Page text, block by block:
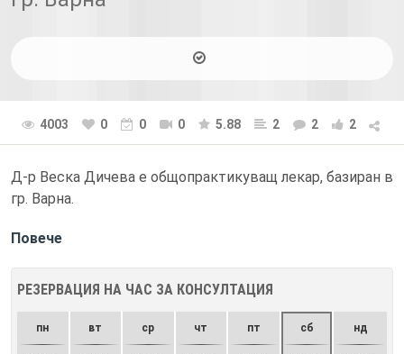
4003 0 0 0 5.88 2 2 2
Д-р Веска Дичева е общопрактикуващ лекар, базиран в
гр. Варна.
Повече
РЕЗЕРВАЦИЯ НА ЧАС ЗА КОНСУЛТАЦИЯ
пн вт ср чт пт сб нд